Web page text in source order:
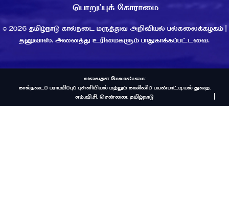
பொறுப்புக் கோராமை
© 2026 தமிழ்நாடு கால்நடை மருத்துவ அறிவியல் பல்கலைக்கழகம் |
தனுவாஸ். அனைத்து உரிமைகளும் பாதுகாக்கப்பட்டவை.
வலைதள மேலாண்மை:
கால்நடைப் பராமரிப்புப் புள்ளியியல் மற்றும் கணினிப் பயன்பாட்டியல் துறை,
எம்.வி.சி, சென்னை, தமிழ்நாடு